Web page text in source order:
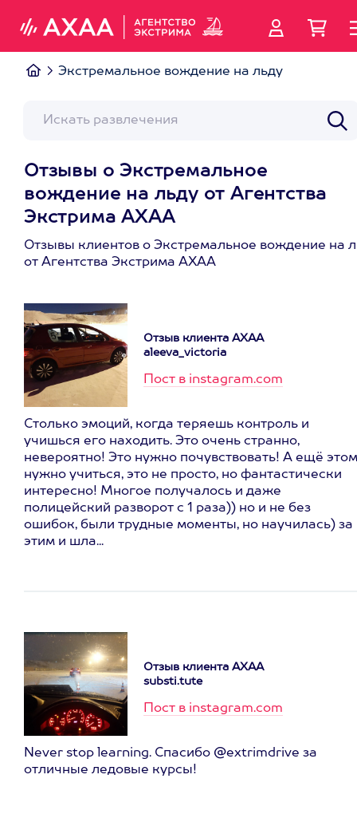
Экстремальное вождение на льду
Отзывы о Экстремальное
вождение на льду от Агентства
Экстрима АХАА
Отзывы клиентов о Экстремальное вождение на
от Агентства Экстрима АХАА
Отзыв клиента АХАА
aleeva_victoria
Пост в instagram.com
Столько эмоций, когда теряешь контроль и
учишься его находить. Это очень странно,
невероятно! Это нужно почувствовать! А ещё
нужно учиться, это не просто, но фантастически
интересно! Многое получалось и даже
полицейский разворот с 1 раза)) но и не без
ошибок, были трудные моменты, но научилась) за
этим и шла...
Отзыв клиента АХАА
substi.tute
Пост в instagram.com
Never stop learning. Спасибо @extrimdrive за
отличные ледовые курсы!